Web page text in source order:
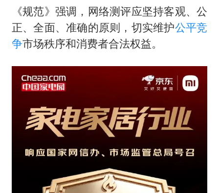
《规范》强调，网络测评应坚持客观、公
正、全面、准确的原则，切实维护公平竞
争市场秩序和消费者合法权益。